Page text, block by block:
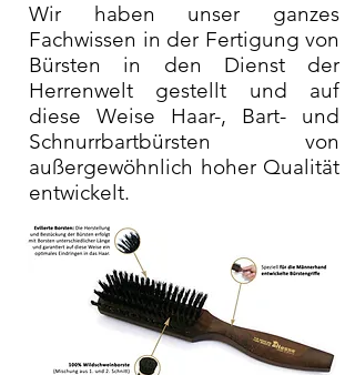
Wir haben unser ganzes
Fachwissen in der Fertigung von
Bürsten in den Dienst der
Herrenwelt gestellt und auf
diese Weise Haar-, Bart- und
Schnurrbartbürsten von
außergewöhnlich hoher Qualität
entwickelt.